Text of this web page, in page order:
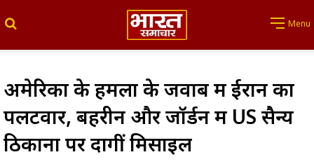
Menu
अमेरिका के हमलों के जवाब में ईरान का
पलटवार, बहरीन और जॉर्डन में US सैन्य
ठिकानों पर दागीं मिसाइलें